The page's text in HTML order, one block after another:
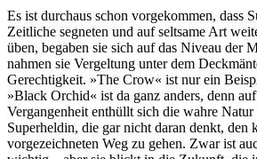
Es ist durchaus schon vorgekommen, dass
Zeitliche segneten und auf seltsame Art
üben, begaben sie sich auf das Niveau der
nahmen sie Vergeltung unter dem
Gerechtigkeit. »The Crow« ist nur ein
»Black Orchid« ist da ganz anders, denn
Vergangenheit enthüllt sich die wahre Natur
Superheldin, die gar nicht daran denkt, den
vorgezeichneten Weg zu gehen. Zwar ist